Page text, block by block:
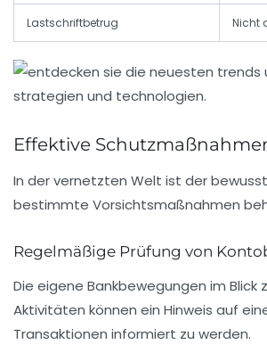
Lastschriftbetrug Nicht
Effektive
In der vernetzten Welt ist der
bestimmte Vorsichtsmaßnahmen
Regelmäßige Prüfung von
Die eigene Bankbewegungen im
Aktivitäten können ein Hinweis auf
Transaktionen informiert zu werden.